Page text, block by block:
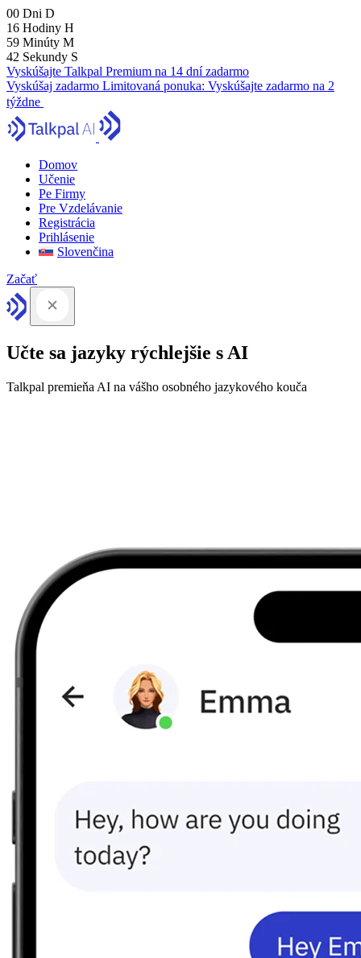
00 Dni D
16 Hodiny H
59 Minúty M
41 Sekundy S
Vyskúšajte Talkpal Premium na 14 dní zadarmo
Vyskúšaj zadarmo Limitovaná ponuka: Vyskúšajte zadarmo na 2
týždne
Domov
Učenie
Pe Firmy
Pre Vzdelávanie
Registrácia
Prihlásenie
Slovenčina
Začať
Učte sa jazyky rýchlejšie s AI
Talkpal premieňa AI na vášho osobného jazykového kouča